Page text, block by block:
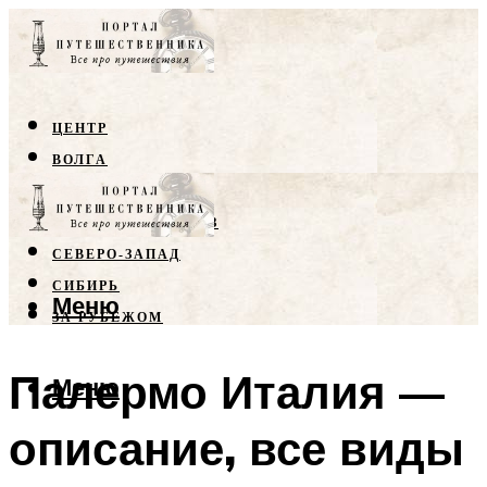
ЦЕНТР
ВОЛГА
КРЫМ
СЕВЕРНЫЙ КАВКАЗ
СЕВЕРО-ЗАПАД
СИБИРЬ
ЗА РУБЕЖОМ
Меню
Меню
Палермо Италия —
описание, все виды